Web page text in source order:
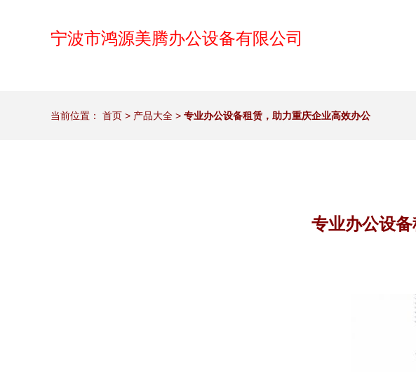
宁波市鸿源美腾办公设备有限公司
当前位置： 首页 > 产品大全 > 专业办公设备租赁，助力重庆企业高效办公
专业办公设